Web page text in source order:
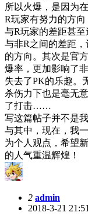
所以火爆，是因为
R玩家有努力的方
与R玩家的差距甚
与非R之间的差距
的方向。其次是官
爆率，更加影响了
失去了PK的乐趣。
杀伤力下也是毫无
了打击……
写这篇帖子并不是
与其中，现在，我
为个人观点，希望
的人气重温辉煌！
2 admin
2018-3-21